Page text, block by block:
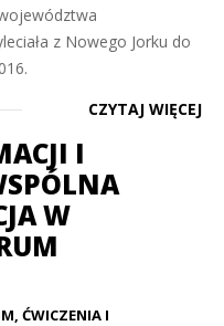
z Nowego Jorku do
CZYTAJ WIĘCEJ
I
W
, ĆWICZENIA I